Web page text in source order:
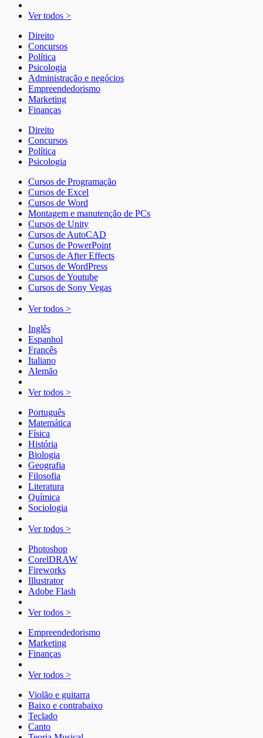
Ver todos >
Direito
Concursos
Política
Psicologia
Administração e negócios
Empreendedorismo
Marketing
Finanças
Direito
Concursos
Política
Psicologia
Cursos de Programação
Cursos de Excel
Cursos de Word
Montagem e manutenção de PCs
Cursos de Unity
Cursos de AutoCAD
Cursos de PowerPoint
Cursos de After Effects
Cursos de WordPress
Cursos de Youtube
Cursos de Sony Vegas
Ver todos >
Inglês
Espanhol
Francês
Italiano
Alemão
Ver todos >
Português
Matemática
Física
História
Biologia
Geografia
Filosofia
Literatura
Química
Sociologia
Ver todos >
Photoshop
CorelDRAW
Fireworks
Illustrator
Adobe Flash
Ver todos >
Empreendedorismo
Marketing
Finanças
Ver todos >
Violão e guitarra
Baixo e contrabaixo
Teclado
Canto